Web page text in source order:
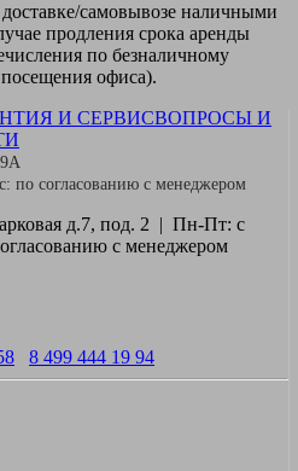
самовывозе наличными
продления срока аренды
по безналичному
посещения офиса).
И СЕРВИСВОПРОСЫ И
согласованию с менеджером
д.7, под. 2 | Пн-Пт: с
с менеджером
8 499 444 19 94